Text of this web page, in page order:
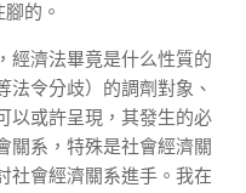
的。
經濟法畢竟是什么性質的
法令分歧）的調劑對象、
以或許呈現，其發生的必
關系，特殊是社會經濟關
社會經濟關系進手。我在